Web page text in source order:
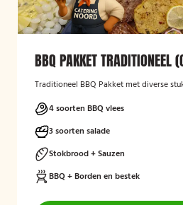
BBQ PAKKET TRADITIONEEL
Traditioneel BBQ Pakket met diverse
4 soorten BBQ vlees
3 soorten salade
Stokbrood + Sauzen
BBQ + Borden en bestek